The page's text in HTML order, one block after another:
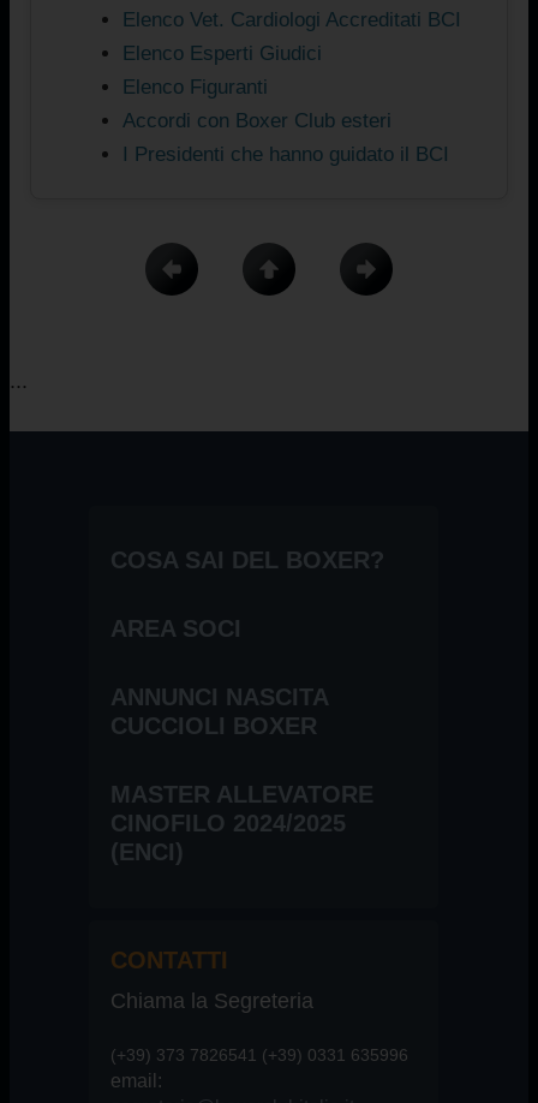
Elenco Vet. Cardiologi Accreditati BCI
Elenco Esperti Giudici
Elenco Figuranti
Accordi con Boxer Club esteri
I Presidenti che hanno guidato il BCI
...
COSA SAI DEL BOXER?
AREA SOCI
ANNUNCI NASCITA
CUCCIOLI BOXER
MASTER ALLEVATORE
CINOFILO 2024/2025
(ENCI)
CONTATTI
Chiama la Segreteria
(+39) 373 7826541 (+39) 0331 635996
email: